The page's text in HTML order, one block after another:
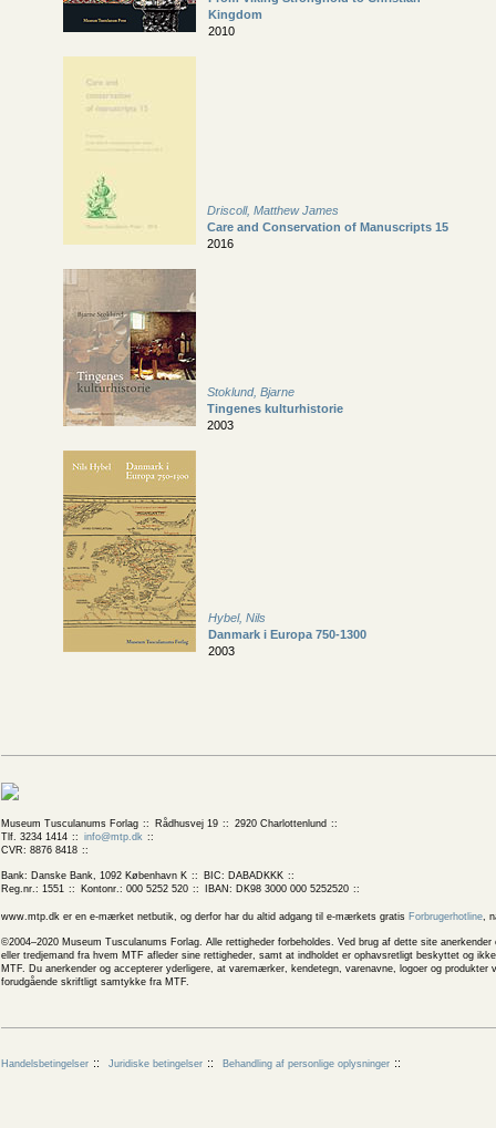
Kingdom
2010
Driscoll, Matthew James
Care and Conservation of Manuscripts 15
2016
Stoklund, Bjarne
Tingenes kulturhistorie
2003
Hybel, Nils
Danmark i Europa 750-1300
2003
Museum Tusculanums Forlag Rådhusvej 19
2920 Charlottenlund
Tlf. 3234 1414
info@mtp.dk
CVR: 8876 8418
Bank: Danske Bank, 1092 København K
BIC: DABADKKK
Reg.nr.: 1551
Kontonr.: 000 5252 520 IBAN: DK98 3000 000 5252520
www.mtp.dk er en e-mærket netbutik, og derfor har du altid adgang til e-mærkets gratis Forbrugerhotline,
©2004–2020 Museum Tusculanums Forlag. Alle rettigheder forbeholdes. Ved brug af dette site
eller tredjemand fra hvem MTF afleder sine rettigheder, samt at indholdet er ophavsretligt beskyttet og
MTF. Du anerkender og accepterer yderligere, at varemærker, kendetegn, varenavne, logoer og
forudgående skriftligt samtykke fra MTF.
Handelsbetingelser Juridiske betingelser Behandling af personlige oplysninger